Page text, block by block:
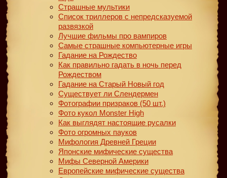
Страшные мультики
Список триллеров с непредсказуемой
развязкой
Лучшие фильмы про вампиров
Самые страшные компьютерные игры
Гадание на Рождество
Как правильно гадать в ночь перед
Рождеством
Гадание на Старый Новый год
Существует ли Слендермен
Фотографии призраков (50 шт.)
Фото кукол Monster High
Как выглядят настоящие русалки
Фото огромных пауков
Мифология Древней Греции
Японские мифические существа
Мифы Северной Америки
Европейские мифические существа